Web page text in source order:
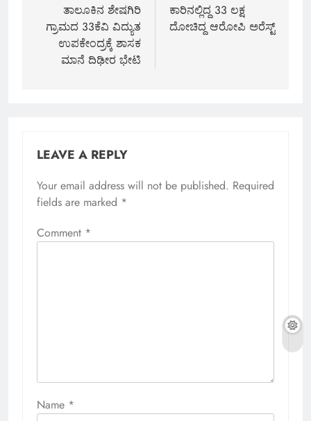
navigation
ತಾಲೂಕಿನ ಶೇಷಗಿರಿ
ಗ್ರಾಮದ 33ಕೆವಿ ವಿದ್ಯುತ
ಉಪಕೇಂದ್ರಕ್ಕೆ ಶಾಸಕ
ಮಾನೆ ದಿಢೀರ ಭೇಟಿ
ಕಾರಿನಲ್ಲಿದ್ದ 33 ಲಕ್ಷ
ದೋಚಿದ್ದ ಆರೋಪಿ ಅರೆಸ್ಟ್
LEAVE A REPLY
Your email address will not be published. Required
fields are marked *
Comment *
Name *